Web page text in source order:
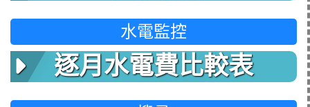
水電監控
逐月水電費比較表